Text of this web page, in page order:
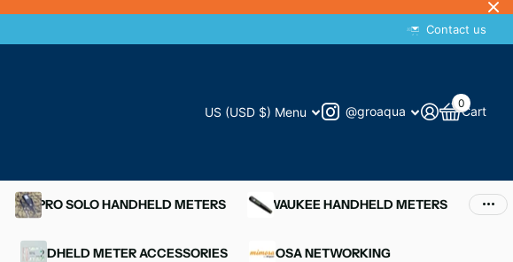
Contact us
US (USD $) Menu @groaqua Cart
0
YSI PRO SOLO HANDHELD METERS MILWAUKEE HANDHELD METERS
HANDHELD METER ACCESSORIES MIMOSA NETWORKING